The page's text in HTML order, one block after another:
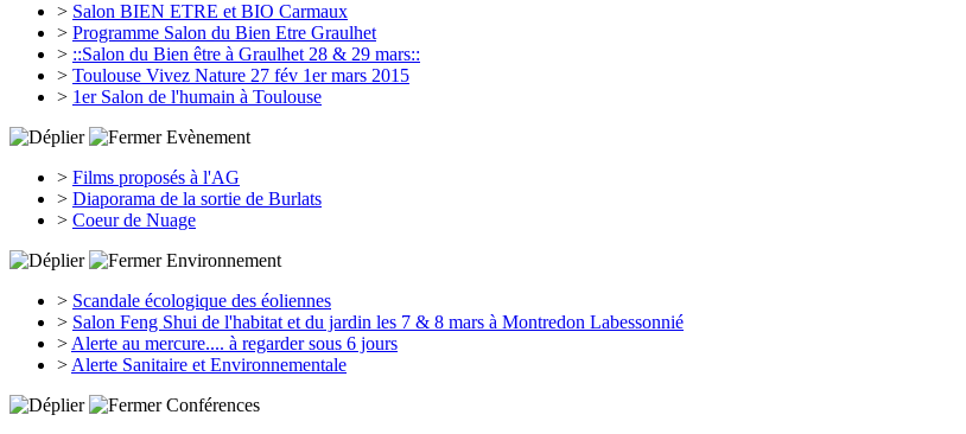
> Salon BIEN ETRE et BIO Carmaux
> Programme Salon du Bien Etre Graulhet
> ::Salon du Bien être à Graulhet 28 & 29 mars::
> Toulouse Vivez Nature 27 fév 1er mars 2015
> 1er Salon de l'humain à Toulouse
Evènement
> Films proposés à l'AG
> Diaporama de la sortie de Burlats
> Coeur de Nuage
Environnement
> Scandale écologique des éoliennes
> Salon Feng Shui de l'habitat et du jardin les 7 & 8 mars à Montredon Labessonnié
> Alerte au mercure.... à regarder sous 6 jours
> Alerte Sanitaire et Environnementale
Conférences